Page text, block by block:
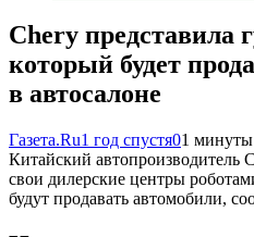
Chery представила
который будет
в автосалоне
Газета.Ru1 год спустя01 минуты
Китайский автопроизводитель
свои дилерские центры
будут продавать автомобили,